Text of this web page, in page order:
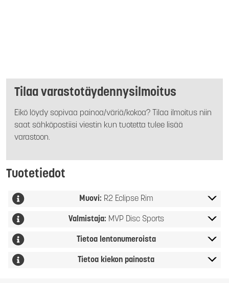
Tilaa varastotäydennysilmoitus
Eikö löydy sopivaa painoa/väriä/kokoa? Tilaa ilmoitus niin
saat sähköpostiisi viestin kun tuotetta tulee lisää
varastoon.
Tuotetiedot
Muovi: R2 Eclipse Rim
Valmistaja: MVP Disc Sports
Tietoa lentonumeroista
Tietoa kiekon painosta